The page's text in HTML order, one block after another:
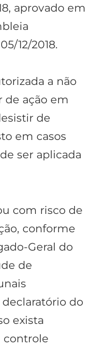
aprovado em
12/2018.
a não
de ação em
de
em casos
ser aplicada
com risco de
conforme
Geral do
de
do
exista
controle